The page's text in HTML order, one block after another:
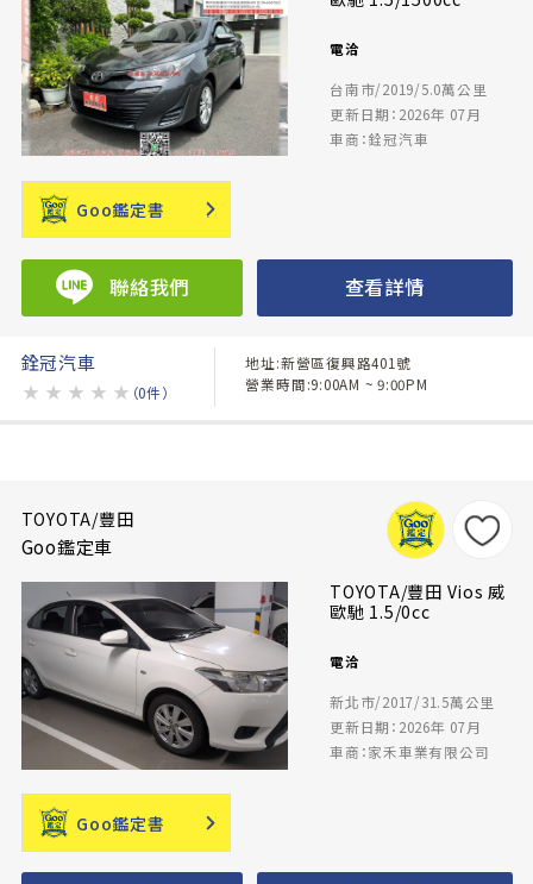
電洽
台南市/2019/5.0萬公里
更新日期：2026年 07月
車商：銓冠汽車
Goo鑑定書
聯絡我們 查看詳情
銓冠汽車
★ ★ ★ ★ ★ （0件）
地址:新營區復興路401號
營業時間:9:00AM ~ 9:00PM
TOYOTA/豐田
Goo鑑定車
TOYOTA/豐田 Vios 威
歐馳 1.5/0cc
電洽
新北市/2017/31.5萬公里
更新日期：2026年 07月
車商：家禾車業有限公司
Goo鑑定書